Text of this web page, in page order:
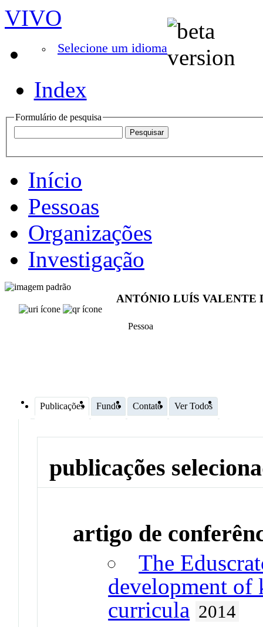
VIVO
Selecione um idioma
Index
Formulário de pesquisa
Início
Pessoas
Organizações
Investigação
ANTÓNIO LUÍS VALENTE
Pessoa
Publicações Fundo Contato Ver Todos
publicações
artigo de
The
development of
curricula 2014